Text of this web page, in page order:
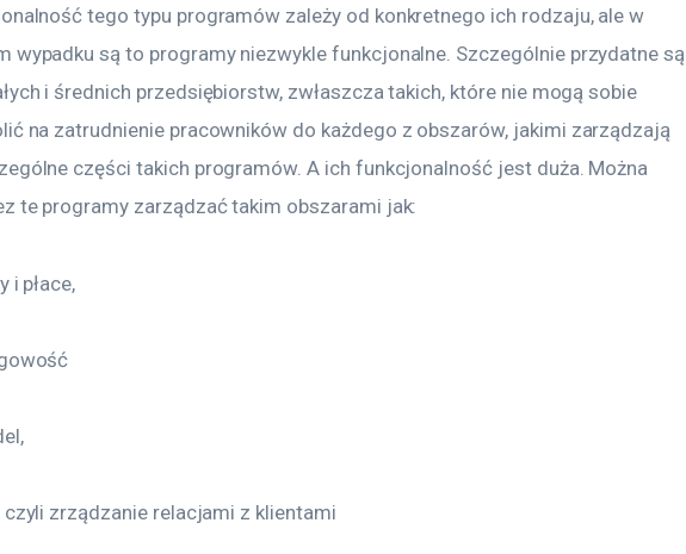
tego typu programów zależy od konkretnego ich rodzaju, ale w
wypadku są to programy niezwykle funkcjonalne. Szczególnie przydatne są
i średnich przedsiębiorstw, zwłaszcza takich, które nie mogą sobie
na zatrudnienie pracowników do każdego z obszarów, jakimi zarządzają
części takich programów. A ich funkcjonalność jest duża. Można
te programy zarządzać takim obszarami jak:
i płace,
czyli zrządzanie relacjami z klientami